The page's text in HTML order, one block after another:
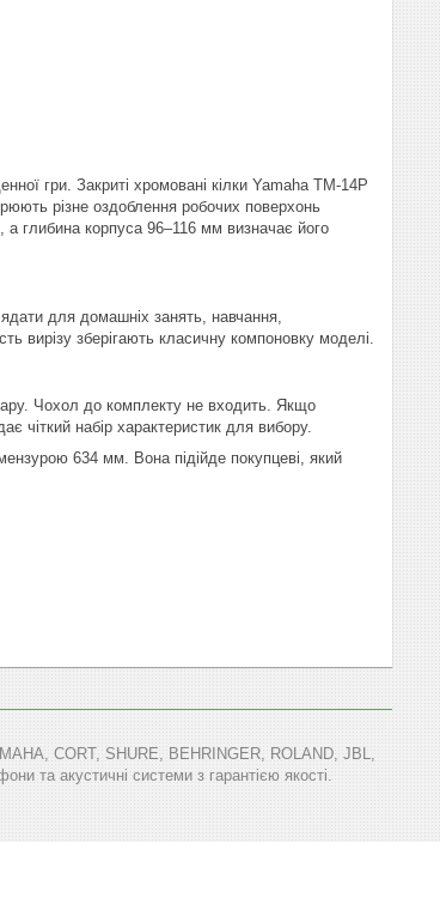
гри. Закриті хромовані кілки Yamaha TM-14P
різне оздоблення робочих поверхонь
а глибина корпуса 96–116 мм визначає його
для домашніх занять, навчання,
вирізу зберігають класичну компоновку моделі.
Чохол до комплекту не входить. Якщо
чіткий набір характеристик для вибору.
634 мм. Вона підійде покупцеві, який
CORT, SHURE, BEHRINGER, ROLAND, JBL,
та акустичні системи з гарантією якості.